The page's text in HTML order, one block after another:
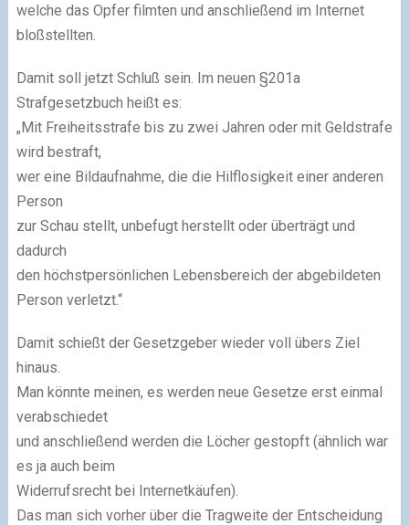
welche das Opfer filmten und anschließend im Internet
bloßstellten.
Damit soll jetzt Schluß sein. Im neuen §201a
Strafgesetzbuch heißt es:
„Mit Freiheitsstrafe bis zu zwei Jahren oder mit Geldstrafe
wird bestraft,
wer eine Bildaufnahme, die die Hilflosigkeit einer anderen
Person
zur Schau stellt, unbefugt herstellt oder überträgt und
dadurch
den höchstpersönlichen Lebensbereich der abgebildeten
Person verletzt.“
Damit schießt der Gesetzgeber wieder voll übers Ziel
hinaus.
Man könnte meinen, es werden neue Gesetze erst einmal
verabschiedet
und anschließend werden die Löcher gestopft (ähnlich war
es ja auch beim
Widerrufsrecht bei Internetkäufen).
Das man sich vorher über die Tragweite der Entscheidung